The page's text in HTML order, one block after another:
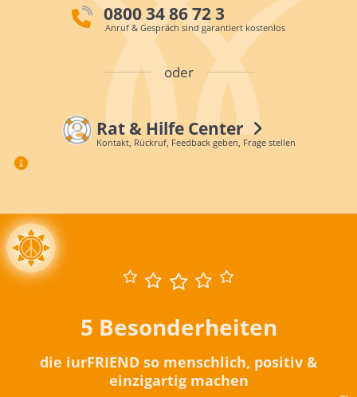
0800 34 86 72 3
Anruf & Gespräch sind garantiert kostenlos
oder
Rat & Hilfe Center
Kontakt, Rückruf, Feedback geben, Frage stellen
5 Besonderheiten
die iurFRIEND so menschlich, positiv &
einzigartig machen